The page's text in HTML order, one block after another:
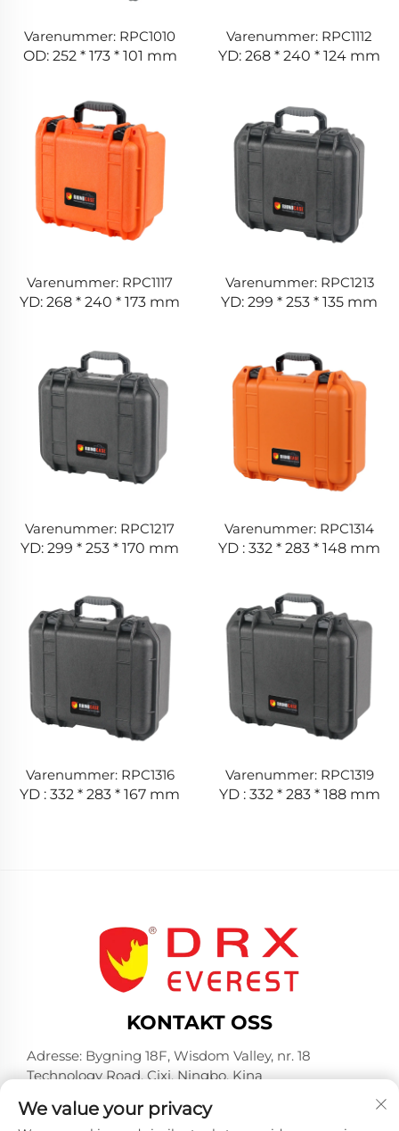
Varenummer: RPC1010
OD: 252 * 173 * 101 mm
Varenummer: RPC1112
YD: 268 * 240 * 124 mm
Varenummer: RPC1117
YD: 268 * 240 * 173 mm
Varenummer: RPC1213
YD: 299 * 253 * 135 mm
Varenummer: RPC1217
YD: 299 * 253 * 170 mm
Varenummer: RPC1314
YD : 332 * 283 * 148 mm
Varenummer: RPC1316
YD : 332 * 283 * 167 mm
Varenummer: RPC1319
YD : 332 * 283 * 188 mm
KONTAKT OSS
Adresse: Bygning 18F, Wisdom Valley, nr. 18
Technology Road, Cixi, Ningbo, Kina
Tel: +86-574-23660321
We value your privacy